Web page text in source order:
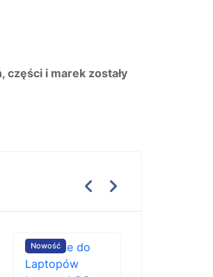
części i marek zostały
Nowość